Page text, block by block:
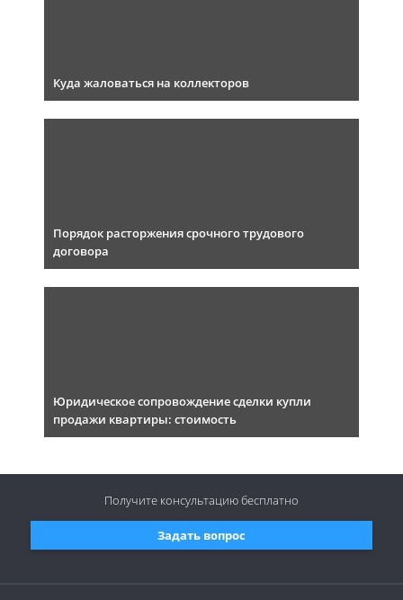
Куда жаловаться на коллекторов
Порядок расторжения срочного трудового
договора
Юридическое сопровождение сделки купли
продажи квартиры: стоимость
Задать вопрос
Получите консультациюбесплатно